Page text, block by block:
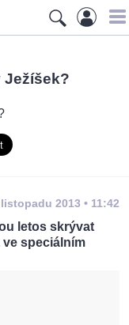
2013 • 11:42
letos skrývat
speciálním